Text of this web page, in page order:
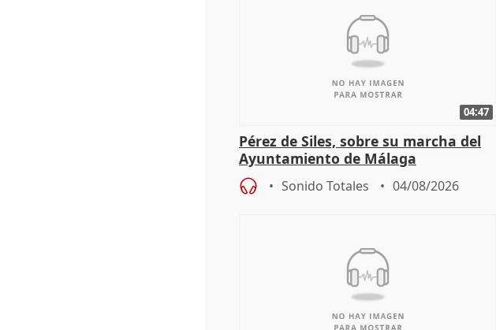
04:47
Pérez de Siles, sobre su marcha del
Ayuntamiento de Málaga
Sonido Totales 04/08/2026